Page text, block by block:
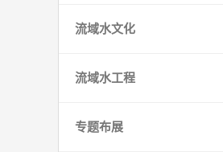
流域水文化
流域水工程
专题布展